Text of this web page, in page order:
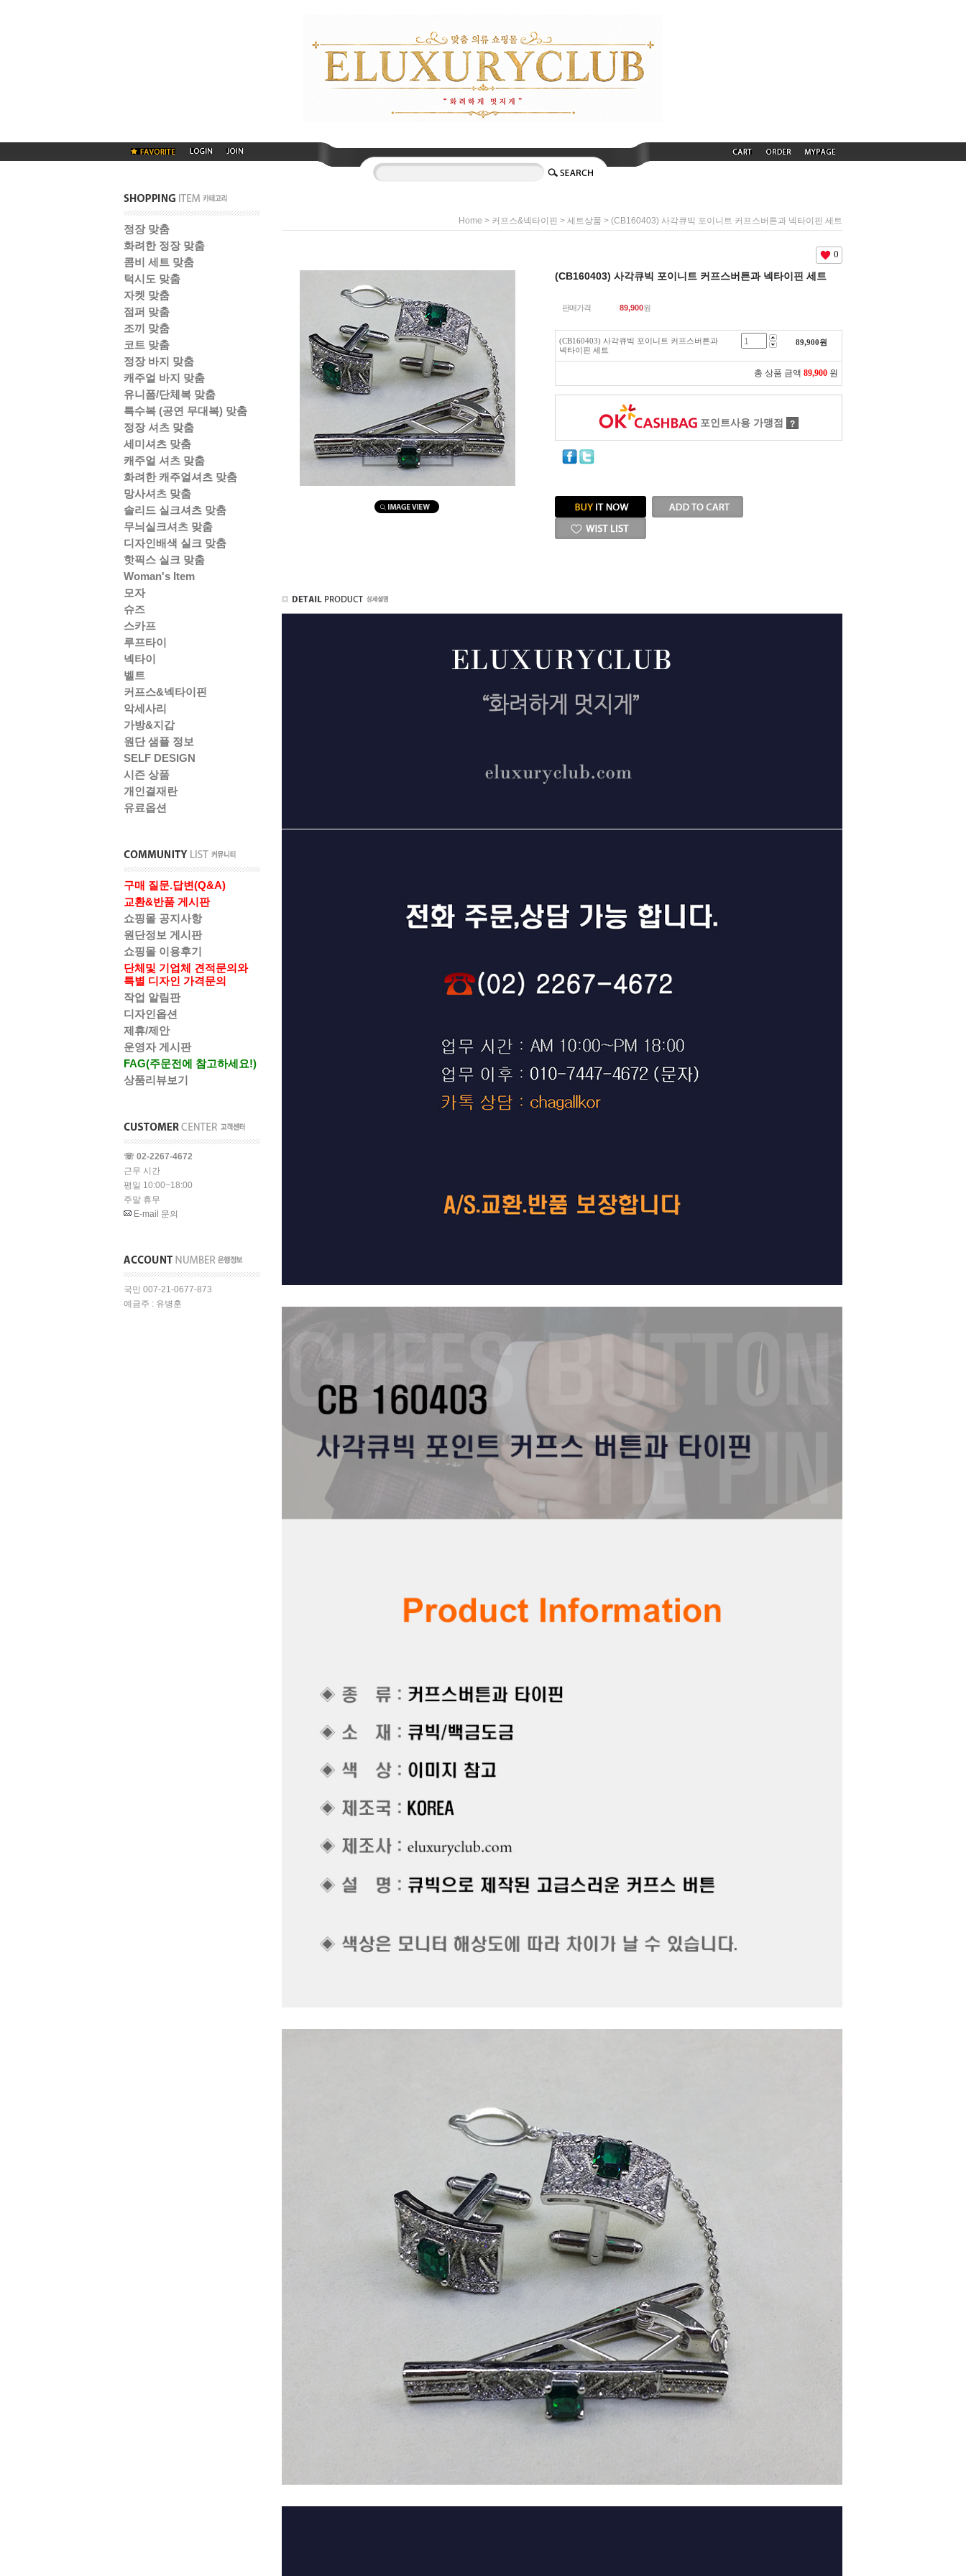
정장 맞춤
화려한 정장 맞춤
콤비 세트 맞춤
턱시도 맞춤
자켓 맞춤
점퍼 맞춤
조끼 맞춤
코트 맞춤
정장 바지 맞춤
캐주얼 바지 맞춤
유니폼/단체복 맞춤
특수복 (공연 무대복) 맞춤
정장 셔츠 맞춤
세미셔츠 맞춤
캐주얼 셔츠 맞춤
화려한 캐주얼셔츠 맞춤
망사셔츠 맞춤
솔리드 실크셔츠 맞춤
무늬실크셔츠 맞춤
디자인배색 실크 맞춤
핫픽스 실크 맞춤
Woman's Item
모자
슈즈
스카프
루프타이
넥타이
벨트
커프스&넥타이핀
악세사리
가방&지갑
원단 샘플 정보
SELF DESIGN
시즌 상품
개인결재란
유료옵션
구매 질문.답변(Q&A)
교환&반품 게시판
쇼핑몰 공지사항
원단정보 게시판
쇼핑몰 이용후기
단체및 기업체 견적문의와
특별 디자인 가격문의
작업 알림판
디자인옵션
제휴/제안
운영자 게시판
FAG(주문전에 참고하세요!)
상품리뷰보기
☏ 02-2267-4672
근무 시간
평일 10:00~18:00
주말 휴무
E-mail 문의
국민 007-21-0677-873
예금주 : 유병훈
Home > 커프스&넥타이핀 > 세트상품 > (CB160403) 사각큐빅 포이니트 커프스버튼과 넥타이핀 세트
마우스를 올려보세요
0
(CB160403) 사각큐빅 포이니트 커프스버튼과 넥타이핀 세트
판매가격 89,900원
(CB160403) 사각큐빅 포이니트 커프스버튼과
넥타이핀 세트
89,900원
총 상품 금액 89,900 원
포인트사용 가맹점 ?